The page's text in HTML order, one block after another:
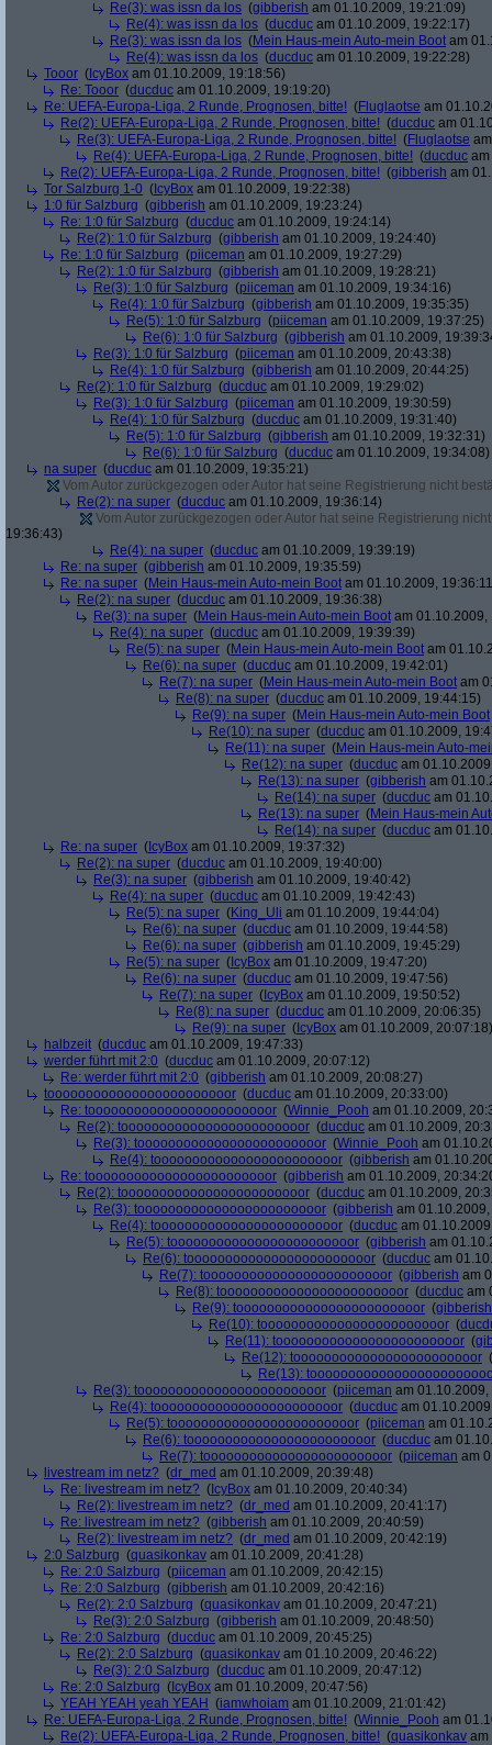
Re(3): was issn da los (gibberish am 01.10.2009, 19:21:09)
Re(4): was issn da los (ducduc am 01.10.2009, 19:22:17)
Re(3): was issn da los (Mein Haus-mein Auto-mein Boot am
Re(4): was issn da los (ducduc am 01.10.2009, 19:22:28)
Tooor ( IcyBox am 01.10.2009, 19:18:56)
Re: Tooor (ducduc am 01.10.2009, 19:19:20)
Re: UEFA-Europa-Liga, 2 Runde, Prognosen, bitte! (Fluglaotse am
Re(2): UEFA-Europa-Liga, 2 Runde, Prognosen, bitte! (ducduc am
Re(3): UEFA-Europa-Liga, 2 Runde, Prognosen, bitte! (Fluglaotse
Re(4): UEFA-Europa-Liga, 2 Runde, Prognosen, bitte! (ducduc
Re(2): UEFA-Europa-Liga, 2 Runde, Prognosen, bitte! (gibberish am
Tor Salzburg 1-0 ( IcyBox am 01.10.2009, 19:22:38)
1:0 für Salzburg (gibberish am 01.10.2009, 19:23:24)
Re: 1:0 für Salzburg (ducduc am 01.10.2009, 19:24:14)
Re(2): 1:0 für Salzburg (gibberish am 01.10.2009, 19:24:40)
Re: 1:0 für Salzburg (piiceman am 01.10.2009, 19:27:29)
Re(2): 1:0 für Salzburg (gibberish am 01.10.2009, 19:28:21)
Re(3): 1:0 für Salzburg (piiceman am 01.10.2009, 19:34:16)
Re(4): 1:0 für Salzburg (gibberish am 01.10.2009, 19:35:35)
Re(5): 1:0 für Salzburg (piiceman am 01.10.2009, 19:37:25)
Re(6): 1:0 für Salzburg (gibberish am 01.10.2009,
Re(3): 1:0 für Salzburg (piiceman am 01.10.2009, 20:43:38)
Re(4): 1:0 für Salzburg (gibberish am 01.10.2009, 20:44:25)
Re(2): 1:0 für Salzburg (ducduc am 01.10.2009, 19:29:02)
Re(3): 1:0 für Salzburg (piiceman am 01.10.2009, 19:30:59)
Re(4): 1:0 für Salzburg (ducduc am 01.10.2009, 19:31:40)
Re(5): 1:0 für Salzburg (gibberish am 01.10.2009, 19:32:31)
Re(6): 1:0 für Salzburg (ducduc am 01.10.2009, 19:34:08)
na super (ducduc am 01.10.2009, 19:35:21)
Vom Autor zurückgezogen oder Autor hat seine Registrierung nicht
Re(2): na super (ducduc am 01.10.2009, 19:36:14)
Vom Autor zurückgezogen oder Autor hat seine Registrierung
19:36:43)
Re(4): na super (ducduc am 01.10.2009, 19:39:19)
Re: na super (gibberish am 01.10.2009, 19:35:59)
Re: na super (Mein Haus-mein Auto-mein Boot am 01.10.2009,
Re(2): na super (ducduc am 01.10.2009, 19:36:38)
Re(3): na super (Mein Haus-mein Auto-mein Boot am 01.10.2009,
Re(4): na super (ducduc am 01.10.2009, 19:39:39)
Re(5): na super (Mein Haus-mein Auto-mein Boot am
Re(6): na super (ducduc am 01.10.2009, 19:42:01)
Re(7): na super (Mein Haus-mein Auto-mein Boot am
Re(8): na super (ducduc am 01.10.2009, 19:44:15)
Re(9): na super (Mein Haus-mein Auto-mein Boot
Re(10): na super (ducduc am 01.10.2009,
Re(11): na super (Mein Haus-mein Auto-
Re(12): na super (ducduc am
Re(13): na super (gibberish am
Re(14): na super (ducduc am
Re(13): na super (Mein Haus-mein
Re(14): na super (ducduc am
Re: na super ( IcyBox am 01.10.2009, 19:37:32)
Re(2): na super (ducduc am 01.10.2009, 19:40:00)
Re(3): na super (gibberish am 01.10.2009, 19:40:42)
Re(4): na super (ducduc am 01.10.2009, 19:42:43)
Re(5): na super (King_Uli am 01.10.2009, 19:44:04)
Re(6): na super (ducduc am 01.10.2009, 19:44:58)
Re(6): na super (gibberish am 01.10.2009, 19:45:29)
Re(5): na super ( IcyBox am 01.10.2009, 19:47:20)
Re(6): na super (ducduc am 01.10.2009, 19:47:56)
Re(7): na super ( IcyBox am 01.10.2009, 19:50:52)
Re(8): na super (ducduc am 01.10.2009, 20:06:35)
Re(9): na super ( IcyBox am 01.10.2009, 20:07:18)
halbzeit (ducduc am 01.10.2009, 19:47:33)
werder führt mit 2:0 (ducduc am 01.10.2009, 20:07:12)
Re: werder führt mit 2:0 (gibberish am 01.10.2009, 20:08:27)
toooooooooooooooooooooooor (ducduc am 01.10.2009, 20:33:00)
Re: toooooooooooooooooooooooor (Winnie_Pooh am 01.10.2009,
Re(2): toooooooooooooooooooooooor (ducduc am 01.10.2009,
Re(3): toooooooooooooooooooooooor (Winnie_Pooh am
Re(4): toooooooooooooooooooooooor (gibberish am
Re: toooooooooooooooooooooooor (gibberish am 01.10.2009,
Re(2): toooooooooooooooooooooooor (ducduc am 01.10.2009,
Re(3): toooooooooooooooooooooooor (gibberish am
Re(4): toooooooooooooooooooooooor (ducduc am
Re(5): toooooooooooooooooooooooor (gibberish am
Re(6): toooooooooooooooooooooooor (ducduc am
Re(7): toooooooooooooooooooooooor (gibberish am
Re(8): toooooooooooooooooooooooor (ducduc am
Re(9): toooooooooooooooooooooooor (gibberish
Re(10): toooooooooooooooooooooooor (
Re(11): toooooooooooooooooooooooor (
Re(12): toooooooooooooooooooooooor (
Re(13):
Re(3): toooooooooooooooooooooooor (piiceman am
Re(4): toooooooooooooooooooooooor (ducduc am
Re(5): toooooooooooooooooooooooor (piiceman am
Re(6): toooooooooooooooooooooooor (ducduc am
Re(7): toooooooooooooooooooooooor (piiceman am
livestream im netz? (dr_med am 01.10.2009, 20:39:48)
Re: livestream im netz? ( IcyBox am 01.10.2009, 20:40:34)
Re(2): livestream im netz? (dr_med am 01.10.2009, 20:41:17)
Re: livestream im netz? (gibberish am 01.10.2009, 20:40:59)
Re(2): livestream im netz? (dr_med am 01.10.2009, 20:42:19)
2:0 Salzburg (quasikonkav am 01.10.2009, 20:41:28)
Re: 2:0 Salzburg (piiceman am 01.10.2009, 20:42:15)
Re: 2:0 Salzburg (gibberish am 01.10.2009, 20:42:16)
Re(2): 2:0 Salzburg (quasikonkav am 01.10.2009, 20:47:21)
Re(3): 2:0 Salzburg (gibberish am 01.10.2009, 20:48:50)
Re: 2:0 Salzburg (ducduc am 01.10.2009, 20:45:25)
Re(2): 2:0 Salzburg (quasikonkav am 01.10.2009, 20:46:22)
Re(3): 2:0 Salzburg (ducduc am 01.10.2009, 20:47:12)
Re: 2:0 Salzburg ( IcyBox am 01.10.2009, 20:47:56)
YEAH YEAH yeah YEAH (iamwhoiam am 01.10.2009, 21:01:42)
Re: UEFA-Europa-Liga, 2 Runde, Prognosen, bitte! (Winnie_Pooh am
Re(2): UEFA-Europa-Liga, 2 Runde, Prognosen, bitte! (quasikonkav am